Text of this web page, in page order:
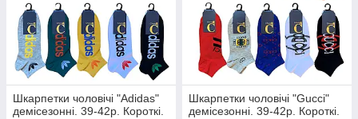
Шкарпетки чоловічі "Adidas"
демісезонні. 39-42р. Короткі.
Шкарпетки чоловічі "Gucci"
демісезонні. 39-42р. Короткі.